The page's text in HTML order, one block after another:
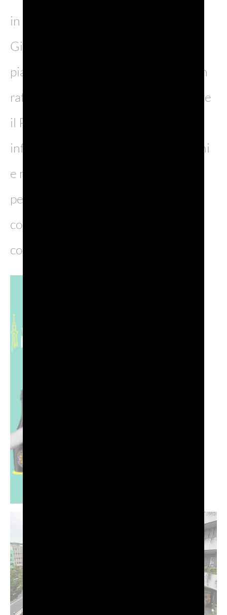
in una delle location più iconiche del
Giappone. Dal 22 al 24 maggio, la
piazza Solamachi si trasformerà in un
raffinato giardino urbano dove vivere
il Prosecco DOC in un’atmosfera
informale ma curata, tra degustazioni
e momenti esperienziali. Un format
pensato per attrarre nuovi
consumatori e consolidare il legame
con il pubblico giapponese.